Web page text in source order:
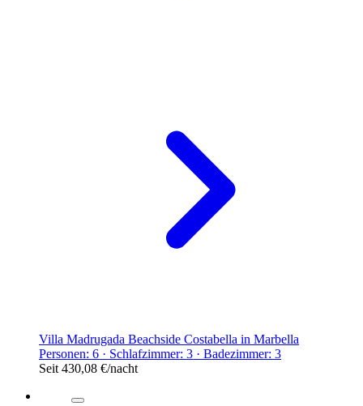
Villa Madrugada Beachside Costabella in Marbella
Personen: 6 · Schlafzimmer: 3 · Badezimmer: 3
Seit 430,08 €/nacht